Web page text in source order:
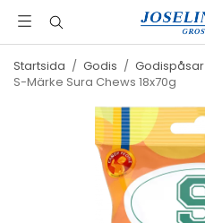
Startsida / Godis / Godispåsar
S-Märke Sura Chews 18x70g